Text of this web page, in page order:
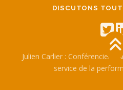
DISCUTONS
Julien Carlier : Conférencier /
service de la